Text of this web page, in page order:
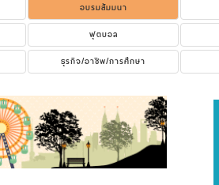
อบรมสัมมนา
ฟุตบอล
ธุรกิจ/อาชีพ/การศึกษา